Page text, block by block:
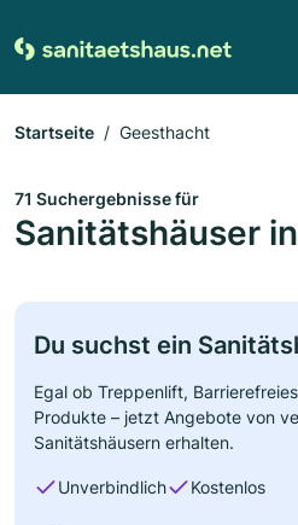
Startseite Geesthacht
71 Suchergebnisse für
Sanitätshäuser
Du suchst ein
Egal ob Treppenlift,
Produkte – jetzt Angebote von
Sanitätshäusern erhalten.
Unverbindlich Kostenlos